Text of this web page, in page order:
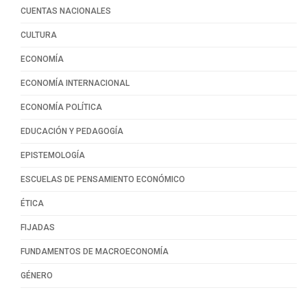
CUENTAS NACIONALES
CULTURA
ECONOMÍA
ECONOMÍA INTERNACIONAL
ECONOMÍA POLÍTICA
EDUCACIÓN Y PEDAGOGÍA
EPISTEMOLOGÍA
ESCUELAS DE PENSAMIENTO ECONÓMICO
ÉTICA
FIJADAS
FUNDAMENTOS DE MACROECONOMÍA
GÉNERO